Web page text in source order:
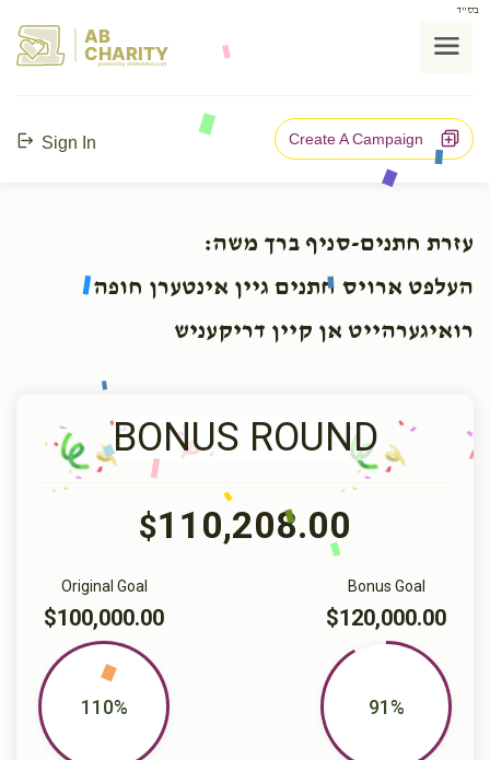
בס"ד
AB
CHARITY
powerd by ahblicklive.com
Sign In Create A Campaign
עזרת חתנים-סניף ברך משה:
העלפט ארויס חתנים גיין אינטערן חופה
רואיגערהייט אן קיין דריקעניש
BONUS ROUND
$110,208.00
Bonus Goal
$120,000.00
91%
Original Goal
$100,000.00
110%